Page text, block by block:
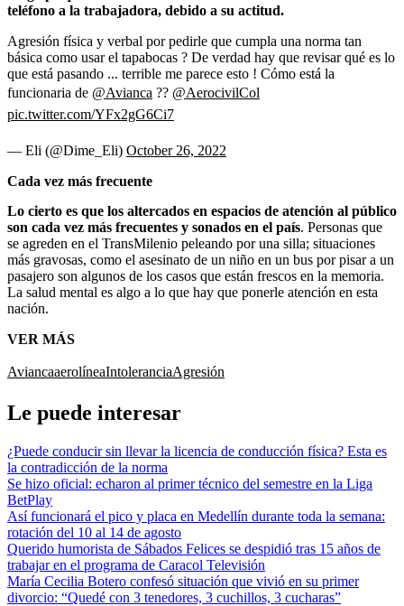
teléfono a la trabajadora, debido a su actitud.
Agresión física y verbal por pedirle que cumpla una norma tan
básica como usar el tapabocas ? De verdad hay que revisar qué es lo
que está pasando ... terrible me parece esto ! Cómo está la
funcionaria de @Avianca ?? @AerocivilCol
pic.twitter.com/YFx2gG6Ci7
— Eli (@Dime_Eli) October 26, 2022
Cada vez más frecuente
Lo cierto es que los altercados en espacios de atención al público
son cada vez más frecuentes y sonados en el país. Personas que
se agreden en el TransMilenio peleando por una silla; situaciones
más gravosas, como el asesinato de un niño en un bus por pisar a un
pasajero son algunos de los casos que están frescos en la memoria.
La salud mental es algo a lo que hay que ponerle atención en esta
nación.
VER MÁS
AviancaaerolíneaIntoleranciaAgresión
Le puede interesar
¿Puede conducir sin llevar la licencia de conducción física? Esta es
la contradicción de la norma
Se hizo oficial: echaron al primer técnico del semestre en la Liga
BetPlay
Así funcionará el pico y placa en Medellín durante toda la semana:
rotación del 10 al 14 de agosto
Querido humorista de Sábados Felices se despidió tras 15 años de
trabajar en el programa de Caracol Televisión
María Cecilia Botero confesó situación que vivió en su primer
divorcio: “Quedé con 3 tenedores, 3 cuchillos, 3 cucharas”